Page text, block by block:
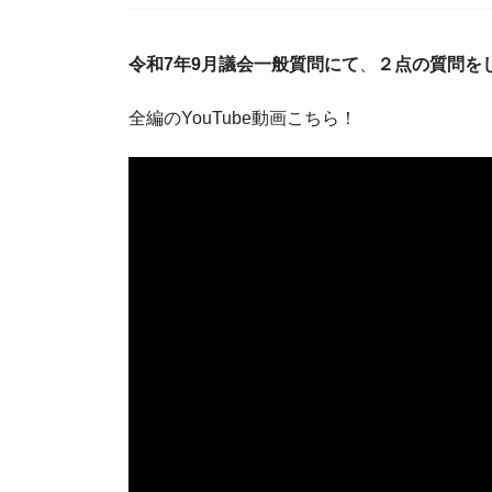
令和7年9月議会一般質問にて ２点の質問を
全編のYouTube動画こちら！